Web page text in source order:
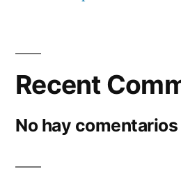
Recent
No hay